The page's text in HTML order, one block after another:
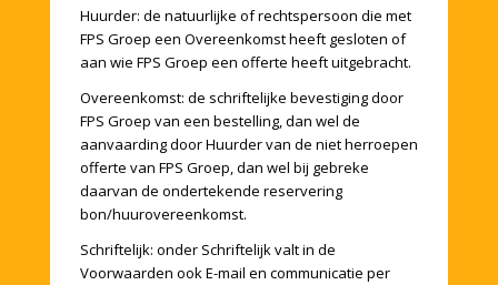
Huurder: de natuurlijke of rechtspersoon die met
FPS Groep een Overeenkomst heeft gesloten of
aan wie FPS Groep een offerte heeft uitgebracht.
Overeenkomst: de schriftelijke bevestiging door
FPS Groep van een bestelling, dan wel de
aanvaarding door Huurder van de niet herroepen
offerte van FPS Groep, dan wel bij gebreke
daarvan de ondertekende reservering
bon/huurovereenkomst.
Schriftelijk: onder Schriftelijk valt in de
Voorwaarden ook E-mail en communicatie per